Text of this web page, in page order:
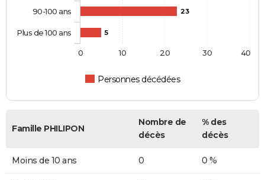
23
5
Personnes décédées
90-100 ans
Plus de 100 ans
0 10 20 30 40
Famille PHILIPON
Nombre de
décès
% des
décès
Moins de 10 ans 0 0 %